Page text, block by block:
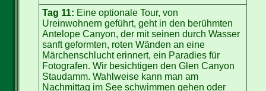
Tag 11: Eine optionale Tour, von
Ureinwohnern geführt, geht in den berühmten
Antelope Canyon, der mit seinen durch Wasser
sanft geformten, roten Wänden an eine
Märchenschlucht erinnert, ein Paradies für
Fotografen. Wir besichtigen den Glen Canyon
Staudamm. Wahlweise kann man am
Nachmittag im See schwimmen gehen oder